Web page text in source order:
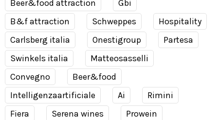
Beer&food attraction
Gbi
B&f attraction
Schweppes
Hospitality
Carlsberg italia
Onestigroup
Partesa
Swinkels italia
Matteosasselli
Convegno
Beer&food
Intelligenzaartificiale
Ai
Rimini
Fiera
Serena wines
Prowein